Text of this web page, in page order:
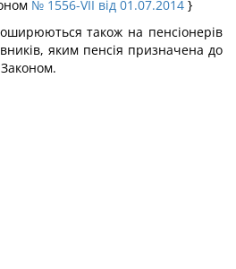
№ 1556-VII від 01.07.2014 }
також на пенсіонерів
яким пенсія призначена до